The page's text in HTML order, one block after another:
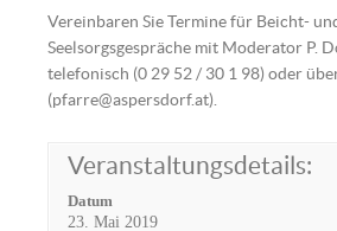
Vereinbaren Sie Termine für Beicht-
Seelsorgsgespräche mit Moderator P.
telefonisch (0 29 52 / 30 1 98) oder
(pfarre@aspersdorf.at).
Veranstaltungsdetails:
Datum
23. Mai 2019